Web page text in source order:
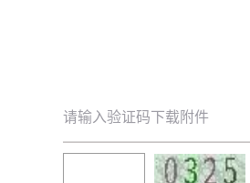
请输入验证码下载附件